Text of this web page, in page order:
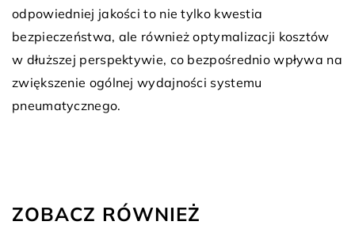
odpowiedniej jakości to nie tylko kwestia
bezpieczeństwa, ale również optymalizacji kosztów
w dłuższej perspektywie, co bezpośrednio wpływa na
zwiększenie ogólnej wydajności systemu
pneumatycznego.
ZOBACZ RÓWNIEŻ